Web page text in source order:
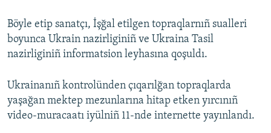
Böyle etip sanatçı, İşğal etilgen topraqlarnıñ sualleri
boyunca Ukrain nazirliginiñ ve Ukraina Tasil
nazirliginiñ informatsion leyhasına qoşuldı.
Ukrainanıñ kontrolünden çıqarılğan topraqlarda
yaşağan mektep mezunlarına hitap etken yırcınıñ
video-muracaatı iyülniñ 11-nde internette yayınlandı.